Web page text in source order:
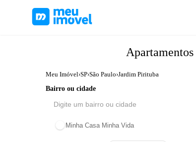
Apartamentos
Meu Imóvel›SP›São Paulo›Jardim Pirituba
Bairro ou cidade
Minha Casa Minha Vida